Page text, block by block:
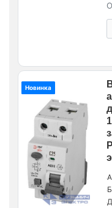
Новинка